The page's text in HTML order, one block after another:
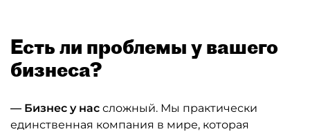
Есть ли проблемы у вашего
бизнеса?
— Бизнес у нас сложный. Мы практически
единственная компания в мире, которая